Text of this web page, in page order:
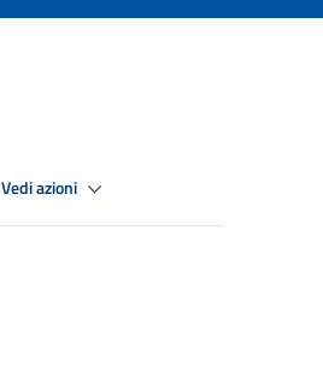
Vedi azioni